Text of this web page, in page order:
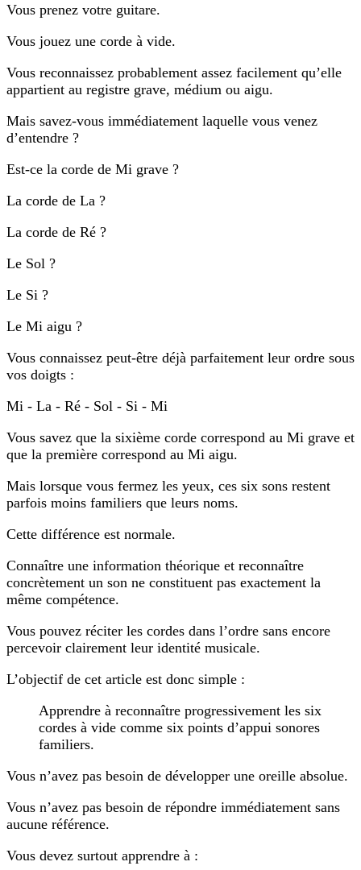
Vous prenez votre guitare.
Vous jouez une corde à vide.
Vous reconnaissez probablement assez facilement qu’elle
appartient au registre grave, médium ou aigu.
Mais savez-vous immédiatement laquelle vous venez
d’entendre ?
Est-ce la corde de Mi grave ?
La corde de La ?
La corde de Ré ?
Le Sol ?
Le Si ?
Le Mi aigu ?
Vous connaissez peut-être déjà parfaitement leur ordre sous
vos doigts :
Mi - La - Ré - Sol - Si - Mi
Vous savez que la sixième corde correspond au Mi grave et
que la première correspond au Mi aigu.
Mais lorsque vous fermez les yeux, ces six sons restent
parfois moins familiers que leurs noms.
Cette différence est normale.
Connaître une information théorique et reconnaître
concrètement un son ne constituent pas exactement la
même compétence.
Vous pouvez réciter les cordes dans l’ordre sans encore
percevoir clairement leur identité musicale.
L’objectif de cet article est donc simple :
Apprendre à reconnaître progressivement les six
cordes à vide comme six points d’appui sonores
familiers.
Vous n’avez pas besoin de développer une oreille absolue.
Vous n’avez pas besoin de répondre immédiatement sans
aucune référence.
Vous devez surtout apprendre à :